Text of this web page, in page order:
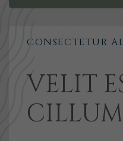
CONSECTETUR
VELIT